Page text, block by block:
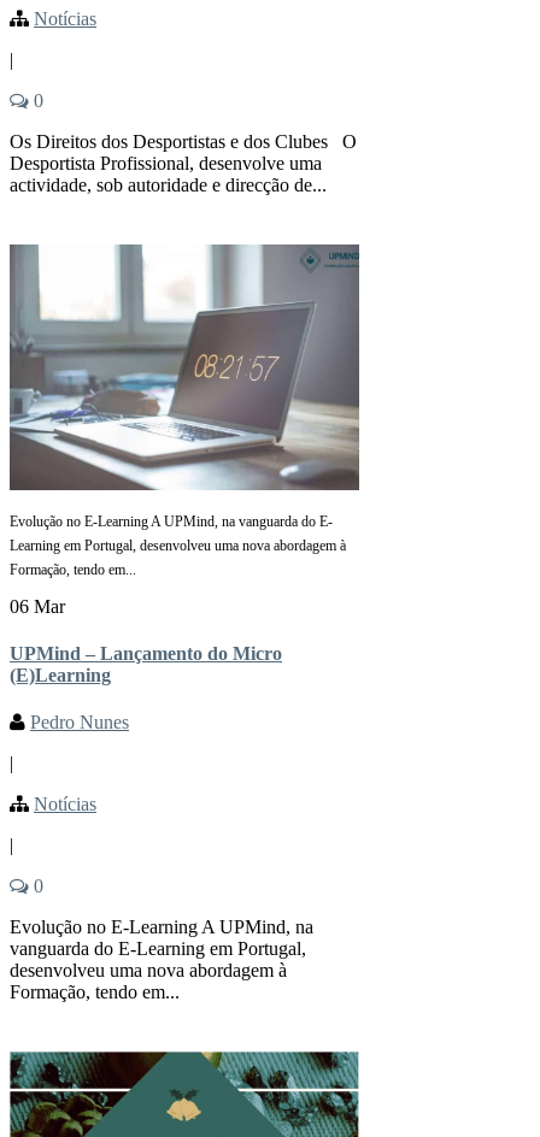
Notícias
|
0
Os Direitos dos Desportistas e dos Clubes O
Desportista Profissional, desenvolve uma
actividade, sob autoridade e direcção de...
Evolução no E-Learning A UPMind, na vanguarda do E-
Learning em Portugal, desenvolveu uma nova abordagem à
Formação, tendo em...
06 Mar
UPMind – Lançamento do Micro
(E)Learning
Pedro Nunes
|
Notícias
|
0
Evolução no E-Learning A UPMind, na
vanguarda do E-Learning em Portugal,
desenvolveu uma nova abordagem à
Formação, tendo em...